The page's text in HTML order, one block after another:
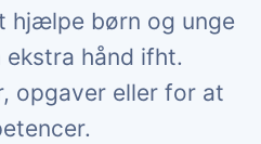
hjælpe børn og unge
hånd ifht.
opgaver eller for at